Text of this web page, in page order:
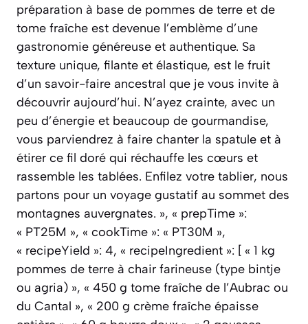
préparation à base de pommes de terre et de
tome fraîche est devenue l’emblème d’une
gastronomie généreuse et authentique. Sa
texture unique, filante et élastique, est le fruit
d’un savoir-faire ancestral que je vous invite à
découvrir aujourd’hui. N’ayez crainte, avec un
peu d’énergie et beaucoup de gourmandise,
vous parviendrez à faire chanter la spatule et à
étirer ce fil doré qui réchauffe les cœurs et
rassemble les tablées. Enfilez votre tablier, nous
partons pour un voyage gustatif au sommet des
montagnes auvergnates. », « prepTime »:
« PT25M », « cookTime »: « PT30M »,
« recipeYield »: 4, « recipeIngredient »: [ « 1 kg
pommes de terre à chair farineuse (type bintje
ou agria) », « 450 g tome fraîche de l’Aubrac ou
du Cantal », « 200 g crème fraîche épaisse